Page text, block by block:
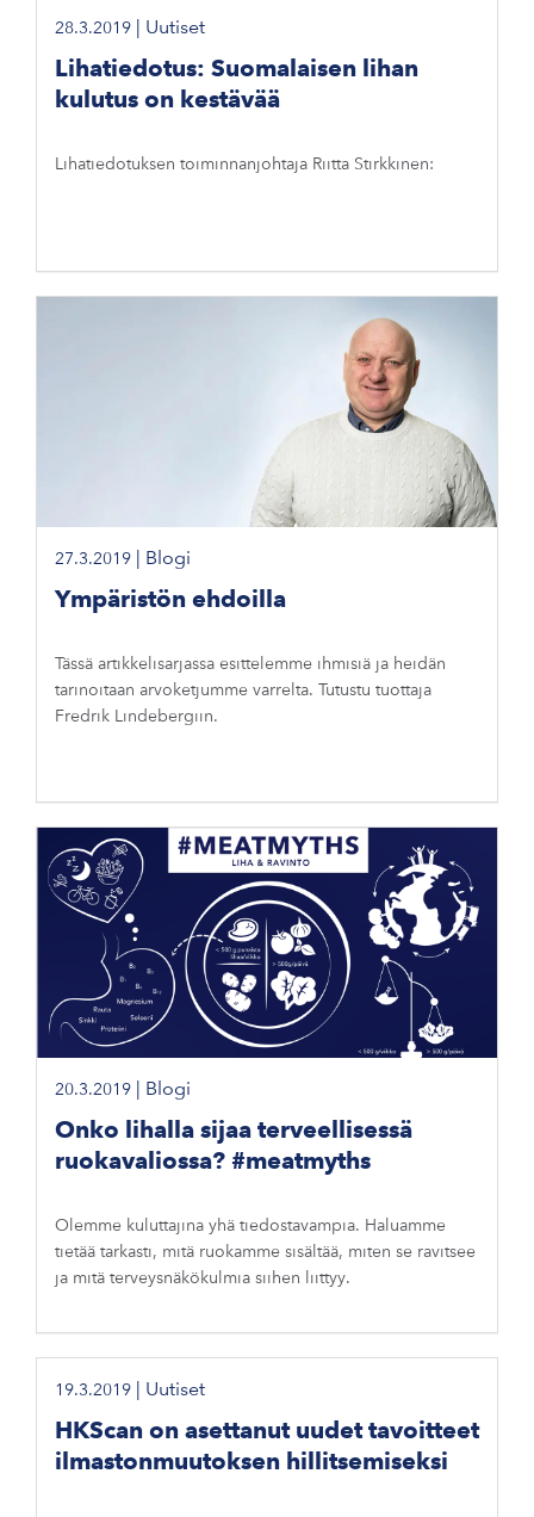
28.3.2019 Uutiset
Lihatiedotus: Suomalaisen lihan
kulutus on kestävää
Lihatiedotuksen toiminnanjohtaja Riitta Stirkkinen:
27.3.2019 Blogi
Ympäristön ehdoilla
Tässä artikkelisarjassa esittelemme ihmisiä ja heidän
tarinoitaan arvoketjumme varrelta. Tutustu tuottaja
Fredrik Lindebergiin.
20.3.2019 Blogi
Onko lihalla sijaa terveellisessä
ruokavaliossa? #meatmyths
Olemme kuluttajina yhä tiedostavampia. Haluamme
tietää tarkasti, mitä ruokamme sisältää, miten se ravitsee
ja mitä terveysnäkökulmia siihen liittyy.
19.3.2019 Uutiset
HKScan on asettanut uudet tavoitteet
ilmastonmuutoksen hillitsemiseksi